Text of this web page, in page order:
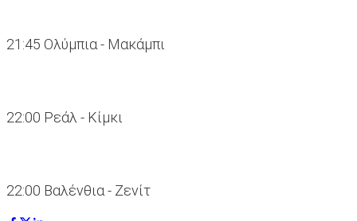
21:45 Ολύμπια - Μακάμπι
22:00 Ρεάλ - Κίμκι
22:00 Βαλένθια - Ζενίτ